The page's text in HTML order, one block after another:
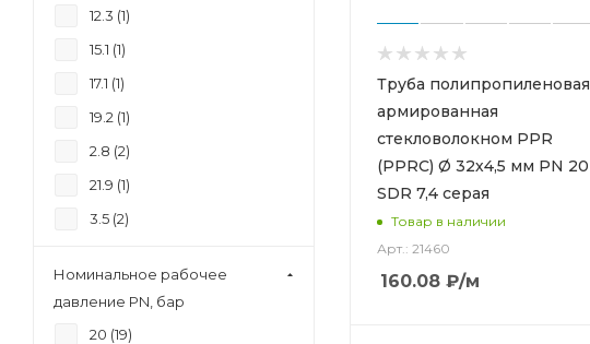
Труба полипропиленовая
армированная
стекловолокном PPR
(PPRC) Ø 32х4,5 мм PN 20
SDR 7,4 серая
Товар в наличии
Арт.: 21460
160.08 ₽/м
12.3 (1)
15.1 (1)
17.1 (1)
19.2 (1)
2.8 (2)
21.9 (1)
3.5 (2)
Номинальное рабочее
давление PN, бар
20 (19)